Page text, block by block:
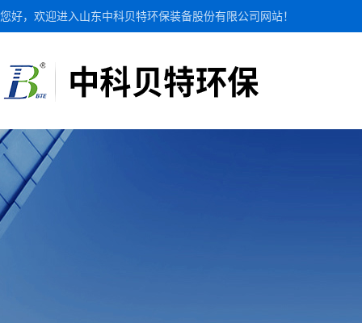
您好，欢迎进入山东中科贝特环保装备股份有限公司网站！